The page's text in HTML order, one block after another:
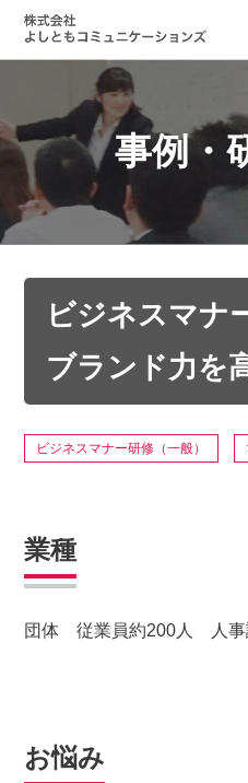
事例・
ビジネスマナ
ブランド力を
ビジネスマナー研修（一般）
業種
団体 従業員約200人 人事
お悩み